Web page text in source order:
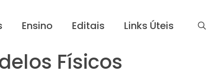
Ensino Editais Links Úteis
Físicos